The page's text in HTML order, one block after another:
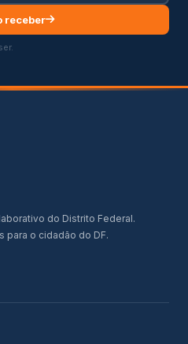
receber
do Distrito Federal.
para o cidadão do DF.